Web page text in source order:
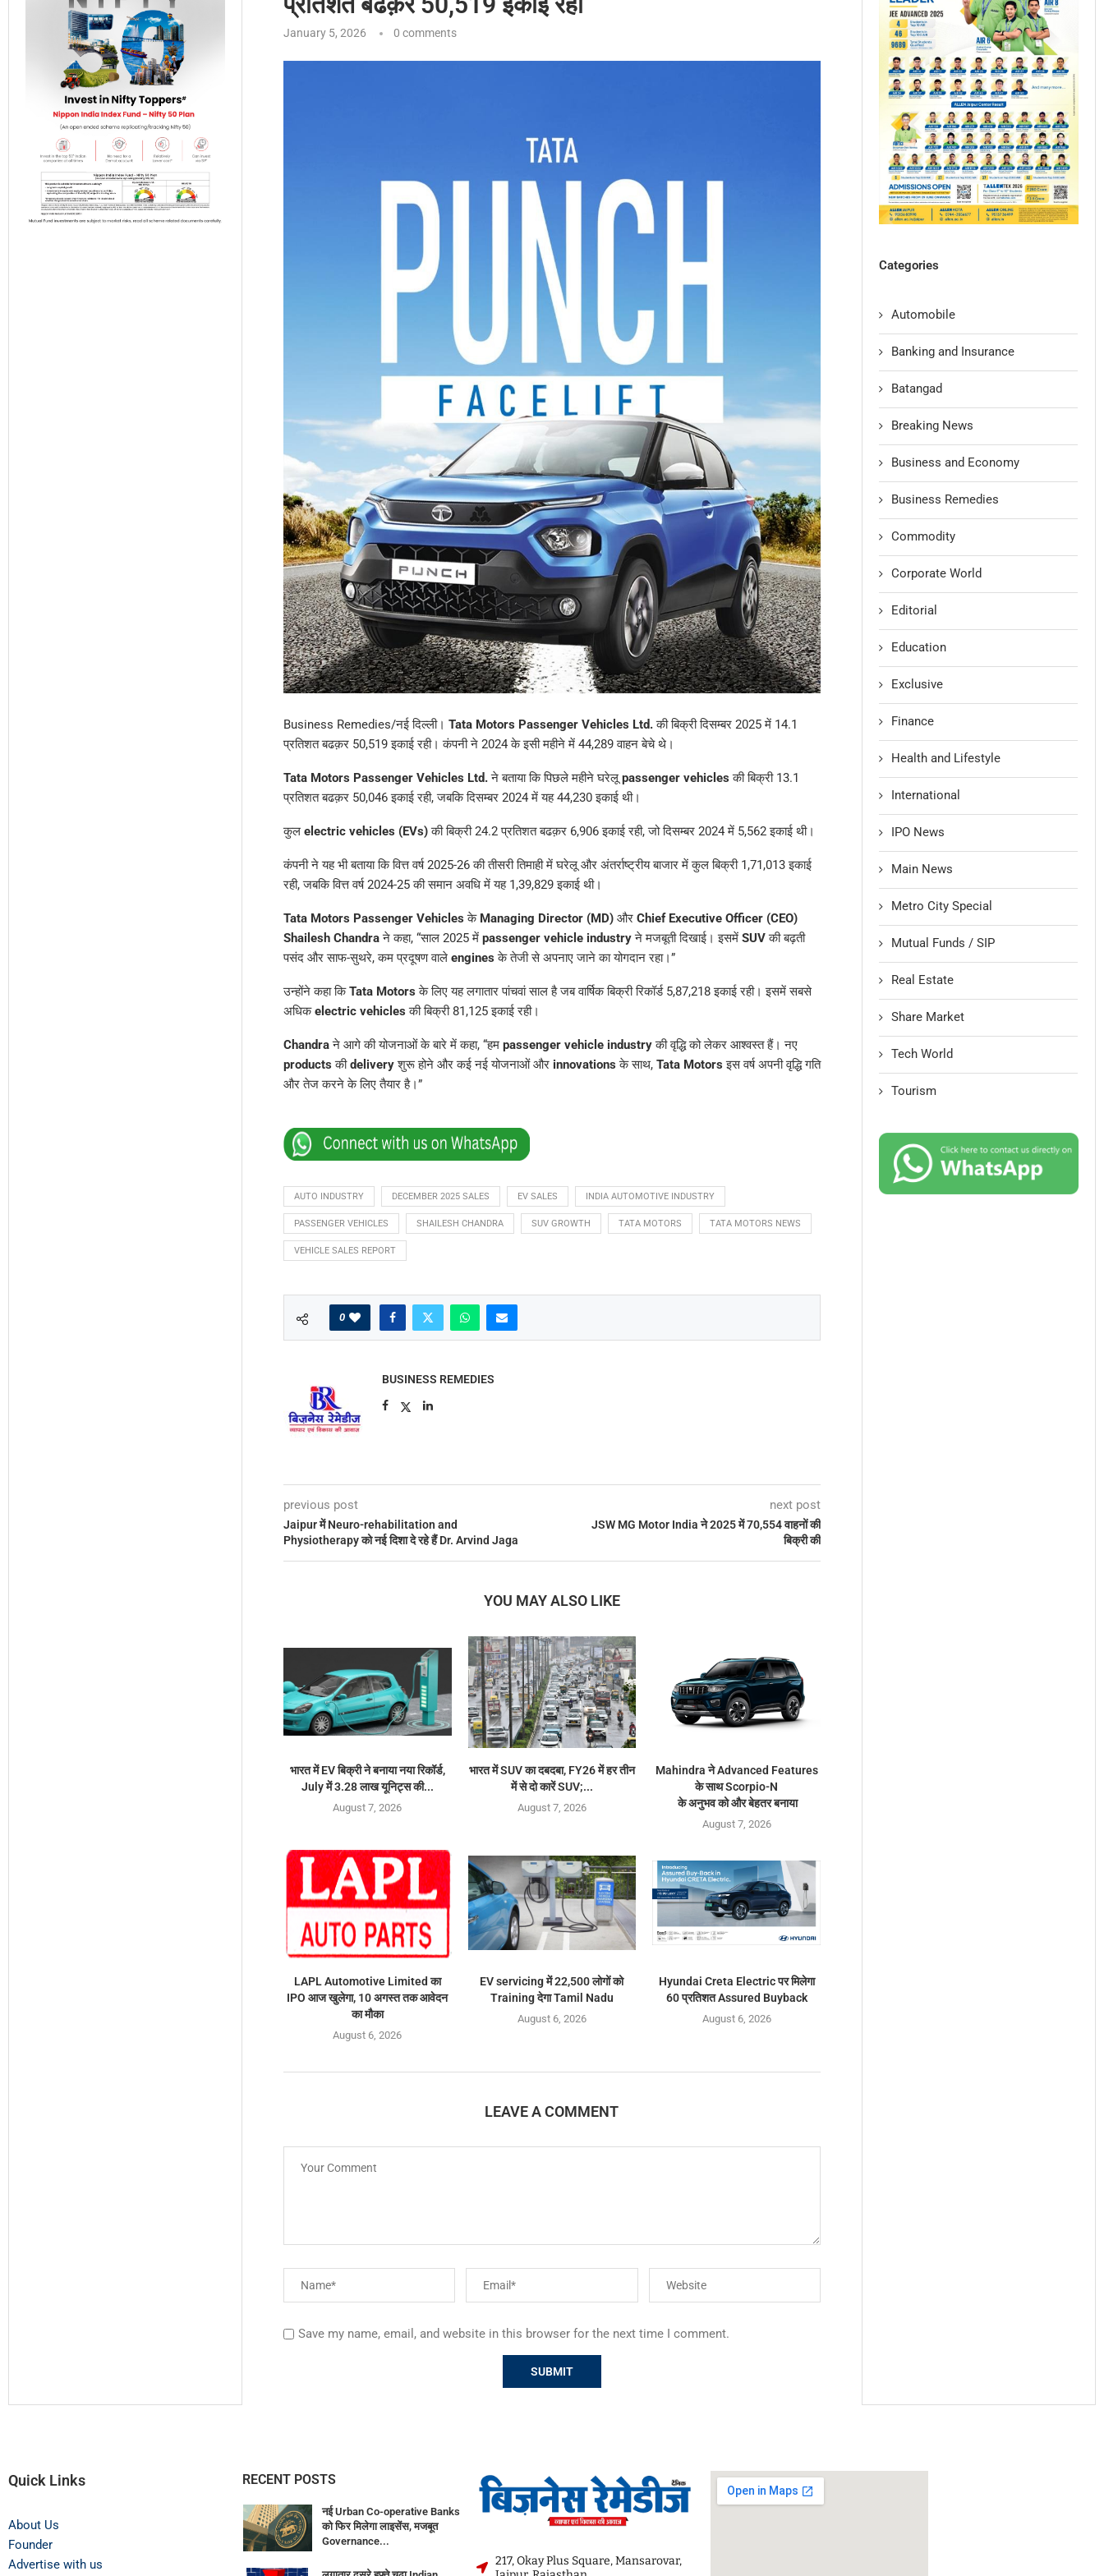
January 5, 2026 0 comments
Business Remedies/नई दिल्ली। Tata Motors Passenger Vehicles Ltd.की बिक्री दिसम्बर 2025 में 14.1
प्रतिशत बढक़र 50,519 इकाई रही। कंपनी ने 2024 के इसी महीने में 44,289 वाहन बेचे थे।
Tata Motors Passenger Vehicles Ltd.ने बताया कि पिछले महीने घरेलूpassenger vehicles की बिक्री 13.1
प्रतिशत बढक़र 50,046 इकाई रही, जबकि दिसम्बर 2024 में यह 44,230 इकाई थी।
कुल electric vehicles (EVs)की बिक्री 24.2 प्रतिशत बढक़र 6,906 इकाई रही, जो दिसम्बर 2024 में 5,562 इकाई थी।
कंपनी ने यह भी बताया कि वित्त वर्ष 2025-26 की तीसरी तिमाही में घरेलू और अंतर्राष्ट्रीय बाजार में कुल बिक्री 1,71,013 इकाई
रही, जबकि वित्त वर्ष 2024-25 की समान अवधि में यह 1,39,829 इकाई थी।
Tata Motors Passenger Vehicles के Managing Director (MD)और Chief Executive Officer (CEO)
Shailesh Chandraने कहा, “साल 2025 में passenger vehicle industryने मजबूती दिखाई। इसमें SUVकी बढ़ती
पसंद और साफ-सुथरे, कम प्रदूषण वाले engines के तेजी से अपनाए जाने का योगदान रहा।”
उन्होंने कहा किTata Motors के लिए यह लगातार पांचवां साल है जब वार्षिक बिक्री रिकॉर्ड 5,87,218 इकाई रही। इसमें सबसे
अधिकelectric vehicles की बिक्री 81,125 इकाई रही।
Chandraने आगे की योजनाओं के बारे में कहा, “हम passenger vehicle industryकी वृद्धि को लेकर आश्वस्त हैं। नए
products कीdeliveryशुरू होने और कई नई योजनाओं और innovations के साथ, Tata Motors इस वर्ष अपनी वृद्धि गति
और तेज करने के लिए तैयार है।”
AUTO INDUSTRY DECEMBER 2025 SALES EV SALES INDIA AUTOMOTIVE INDUSTRY
PASSENGER VEHICLES SHAILESH CHANDRA SUV GROWTH TATA MOTORS TATA MOTORS NEWS
VEHICLE SALES REPORT
0
BUSINESS REMEDIES
previous post
Jaipur में Neuro-rehabilitation and
Physiotherapy को नई दिशा दे रहे हैं Dr. Arvind Jaga
next post
JSW MG Motor India ने 2025 में 70,554 वाहनों की
बिक्री की
YOU MAY ALSO LIKE
भारत में EV बिक्री ने बनाया नया रिकॉर्ड,
July में 3.28 लाख यूनिट्स की...
August 7, 2026
भारत में SUV का दबदबा, FY26 में हर तीन
में से दो कारें SUV;...
August 7, 2026
Mahindra ने Advanced Features
के साथ Scorpio-N
के अनुभव को और बेहतर बनाया
August 7, 2026
LAPL Automotive Limited का
IPO आज खुलेगा, 10 अगस्त तक आवेदन
का मौका
August 6, 2026
EV servicing में 22,500 लोगों को
Training देगा Tamil Nadu
August 6, 2026
Hyundai Creta Electric पर मिलेगा
60 प्रतिशत Assured Buyback
August 6, 2026
LEAVE A COMMENT
Save my name, email, and website in this browser for the next time I comment.
Categories
Automobile
Banking and Insurance
Batangad
Breaking News
Business and Economy
Business Remedies
Commodity
Corporate World
Editorial
Education
Exclusive
Finance
Health and Lifestyle
International
IPO News
Main News
Metro City Special
Mutual Funds / SIP
Real Estate
Share Market
Tech World
Tourism
Quick Links
About Us
Founder
Advertise with us
RECENT POSTS
नई Urban Co-operative Banks
को फिर मिलेगा लाइसेंस, मजबूत
Governance...
217, Okay Plus Square, Mansarovar,